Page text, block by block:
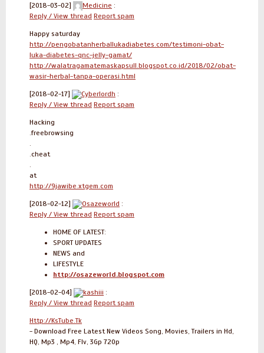
[2018-03-02] Medicine :
Reply / View thread Report spam
Happy saturday
http://pengobatanherballukadiabetes.com/testimoni-obat-
luka-diabetes-qnc-jelly-gamat/
http://walatragamatemaskapsull.blogspot.co.id/2018/02/obat-
wasir-herbal-tanpa-operasi.html
[2018-02-17] Cyberlordh :
Reply / View thread Report spam
Hacking
.freebrowsing
.cheat
at
http://9jawibe.xtgem.com
[2018-02-12] Osazeworld :
Reply / View thread Report spam
HOME OF LATEST:
SPORT UPDATES
NEWS and
LIFESTYLE
http://osazeworld.blogspot.com
[2018-02-04] kashiii :
Reply / View thread Report spam
Http://KsTube.Tk
- Download Free Latest New Videos Song, Movies, Trailers in Hd,
HQ, Mp3 , Mp4, Flv, 3Gp 720p